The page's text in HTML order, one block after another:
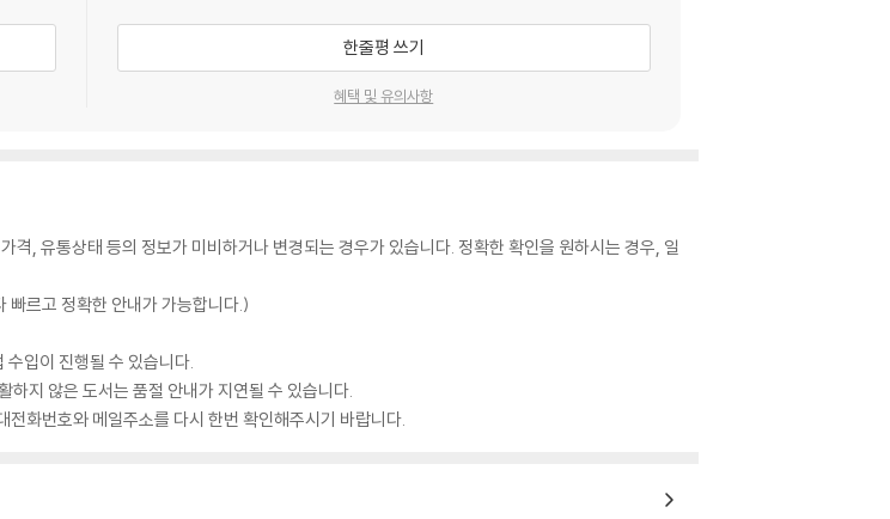
한줄평 쓰기
혜택 및 유의사항
, 유통상태 등의 정보가 미비하거나 변경되는 경우가 있습니다. 정확한 확인을 원하시는 경우, 일
빠르고 정확한 안내가 가능합니다.)
입이 진행될 수 있습니다.
지 않은 도서는 품절 안내가 지연될 수 있습니다.
화번호와 메일주소를 다시 한번 확인해주시기 바랍니다.